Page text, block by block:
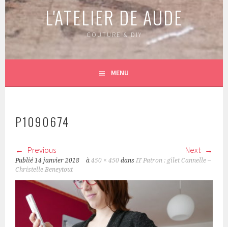
L'ATELIER DE AUDE
COUTURE & DIY
MENU
P1090674
Previous Next
Publié14 janvier 2018 à450 × 450 dansIT Patron : gilet Cannelle –
Christelle Beneytout